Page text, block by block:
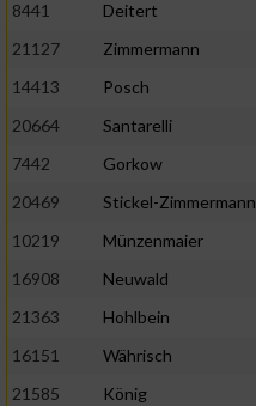
8441 Deitert
21127
Zimmermann
14413
Posch
20664
Santarelli
7442
Gorkow
20469
Stickel-Zimmermann
10219
Münzenmaier
16908
Neuwald
21363
Hohlbein
16151
Währisch
21585
König